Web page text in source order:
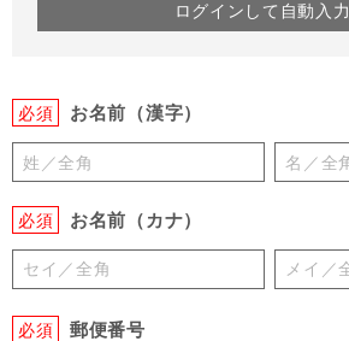
ログインして自動入力
必須 お名前（漢字）
必須 お名前（カナ）
必須 郵便番号